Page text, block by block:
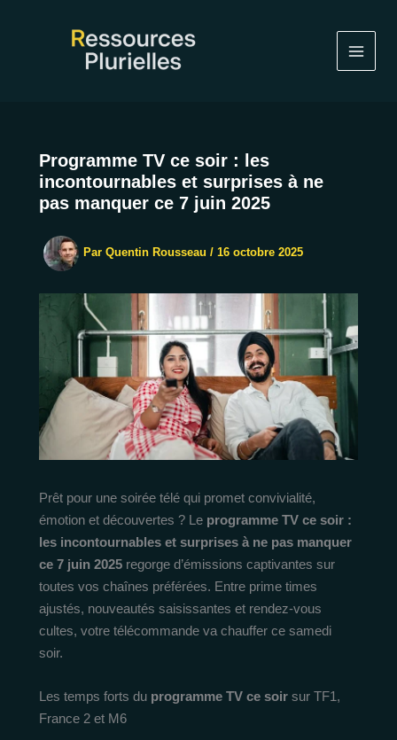
Programme TV ce soir : les
incontournables et surprises à ne
pas manquer ce 7 juin 2025
Par Quentin Rousseau / 16 octobre 2025
Prêt pour une soirée télé qui promet convivialité,
émotion et découvertes ? Le programme TV ce soir :
les incontournables et surprises à ne pas manquer
ce 7 juin 2025 regorge d’émissions captivantes sur
toutes vos chaînes préférées. Entre prime times
ajustés, nouveautés saisissantes et rendez-vous
cultes, votre télécommande va chauffer ce samedi
soir.
Les temps forts du programme TV ce soir sur TF1,
France 2 et M6